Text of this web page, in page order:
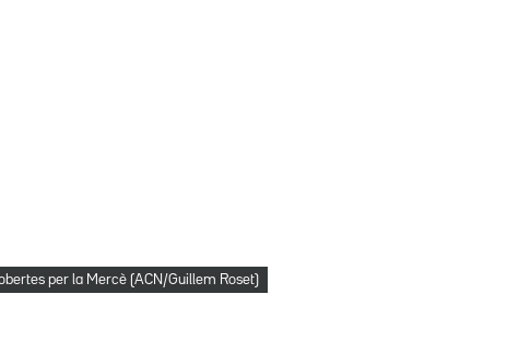
per la Mercè (ACN/Guillem Roset)